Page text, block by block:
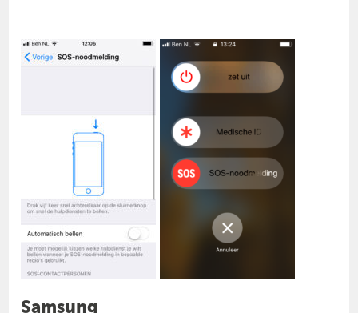
Samsung